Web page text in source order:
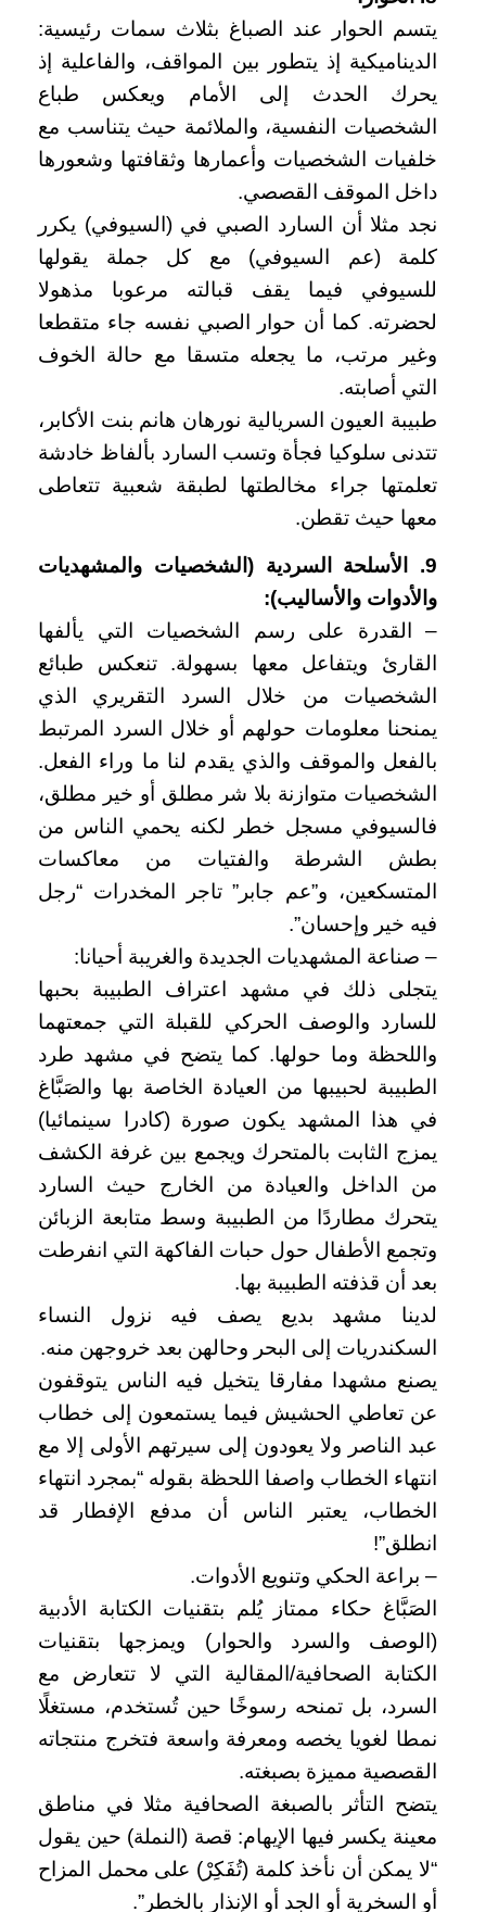
يتسم الحوار عند الصباغ بثلاث سمات رئيسية:
الديناميكية إذ يتطور بين المواقف، والفاعلية إذ
يحرك الحدث إلى الأمام ويعكس طباع
الشخصيات النفسية، والملائمة حيث يتناسب مع
خلفيات الشخصيات وأعمارها وثقافتها وشعورها
داخل الموقف القصصي.
نجد مثلا أن السارد الصبي في (السيوفي) يكرر
كلمة (عم السيوفي) مع كل جملة يقولها
للسيوفي فيما يقف قبالته مرعوبا مذهولا
لحضرته. كما أن حوار الصبي نفسه جاء متقطعا
وغير مرتب، ما يجعله متسقا مع حالة الخوف
التي أصابته.
طبيبة العيون السريالية نورهان هانم بنت الأكابر،
تتدنى سلوكيا فجأة وتسب السارد بألفاظ خادشة
تعلمتها جراء مخالطتها لطبقة شعبية تتعاطى
معها حيث تقطن.
9. الأسلحة السردية (الشخصيات والمشهديات
والأدوات والأساليب):
– القدرة على رسم الشخصيات التي يألفها
القارئ ويتفاعل معها بسهولة. تنعكس طبائع
الشخصيات من خلال السرد التقريري الذي
يمنحنا معلومات حولهم أو خلال السرد المرتبط
بالفعل والموقف والذي يقدم لنا ما وراء الفعل.
الشخصيات متوازنة بلا شر مطلق أو خير مطلق،
فالسيوفي مسجل خطر لكنه يحمي الناس من
بطش الشرطة والفتيات من معاكسات
المتسكعين، و”عم جابر” تاجر المخدرات “رجل
فيه خير وإحسان”.
– صناعة المشهديات الجديدة والغريبة أحيانا:
يتجلى ذلك في مشهد اعتراف الطبيبة بحبها
للسارد والوصف الحركي للقبلة التي جمعتهما
واللحظة وما حولها. كما يتضح في مشهد طرد
الطبيبة لحبيبها من العيادة الخاصة بها والصَبَّاغ
في هذا المشهد يكون صورة (كادرا سينمائيا)
يمزج الثابت بالمتحرك ويجمع بين غرفة الكشف
من الداخل والعيادة من الخارج حيث السارد
يتحرك مطاردًا من الطبيبة وسط متابعة الزبائن
وتجمع الأطفال حول حبات الفاكهة التي انفرطت
بعد أن قذفته الطبيبة بها.
لدينا مشهد بديع يصف فيه نزول النساء
السكندريات إلى البحر وحالهن بعد خروجهن منه.
يصنع مشهدا مفارقا يتخيل فيه الناس يتوقفون
عن تعاطي الحشيش فيما يستمعون إلى خطاب
عبد الناصر ولا يعودون إلى سيرتهم الأولى إلا مع
انتهاء الخطاب واصفا اللحظة بقوله “بمجرد انتهاء
الخطاب، يعتبر الناس أن مدفع الإفطار قد
انطلق”!
– براعة الحكي وتنويع الأدوات.
الصَبَّاغ حكاء ممتاز يُلم بتقنيات الكتابة الأدبية
(الوصف والسرد والحوار) ويمزجها بتقنيات
الكتابة الصحافية/المقالية التي لا تتعارض مع
السرد، بل تمنحه رسوخًا حين تُستخدم، مستغلًا
نمطا لغويا يخصه ومعرفة واسعة فتخرج منتجاته
القصصية مميزة بصبغته.
يتضح التأثر بالصبغة الصحافية مثلا في مناطق
معينة يكسر فيها الإيهام: قصة (النملة) حين يقول
“لا يمكن أن نأخذ كلمة (تُفَكِرْ) على محمل المزاح
أو السخرية أو الجد أو الإنذار بالخطر”.